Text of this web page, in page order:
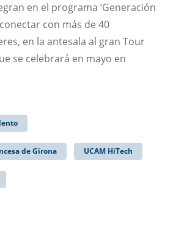
en el programa ‘Generación
con más de 40
en la antesala al gran Tour
se celebrará en mayo en
de Girona UCAM HiTech